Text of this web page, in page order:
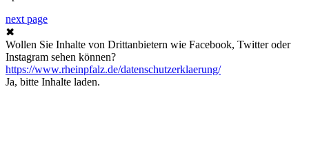
next page
✖
Wollen Sie Inhalte von Drittanbietern wie Facebook, Twitter oder
Instagram sehen können?
https://www.rheinpfalz.de/datenschutzerklaerung/
Ja, bitte Inhalte laden.